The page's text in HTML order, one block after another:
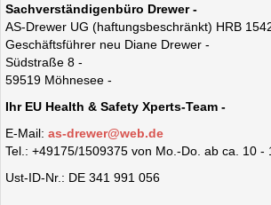
Sachverständigenbüro Drewer -
AS-Drewer UG (haftungsbeschränkt) HRB
Geschäftsführer neu Diane Drewer -
Südstraße 8 -
59519 Möhnesee -
Ihr EU Health & Safety Xperts-Team -
E-Mail: as-drewer@web.de
Tel.: +49175/1509375 von Mo.-Do. ab ca. 10 -
Ust-ID-Nr.: DE 341 991 056